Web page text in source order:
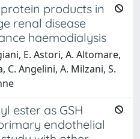
products in
renal disease
haemodialysis
E. Astori, A. Altomare,
C. Angelini, A. Milzani, S.
ester as GSH
endothelial